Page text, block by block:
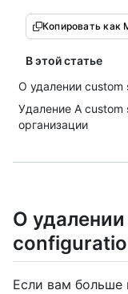
Копировать как
В этой статье
О удалении
Удаление A
организации
О
Если вам больше